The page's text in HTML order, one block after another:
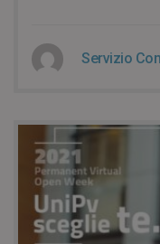
Servizio